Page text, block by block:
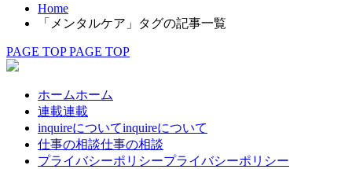
Home
「メンタルケア」タグの記事一覧
PAGE TOP PAGE TOP
ホームホーム
連載連載
inquireについてinquireについて
仕事の相談仕事の相談
プライバシーポリシープライバシーポリシー